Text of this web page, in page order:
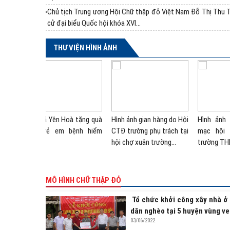
Chủ tịch Trung ương Hội Chữ thập đỏ Việt Nam Đỗ Thị Thu
cử đại biểu Quốc hội khóa XVI...
THƯ VIỆN HÌNH ẢNH
Hình ảnh gian hàng do Hội
CTĐ trường Nguyễn Huệ
phụ trách tại hội chợ do...
Các cá nhân ngày hội
HMTN cụm liên xã Sơn
Tây, Sơn Hồng, Sơn Kim 1,
MÔ HÌNH CHỮ THẬP ĐỎ
Tổ chức khởi công xây nhà
dân nghèo tại 5 huyện vùng
03/06/2022